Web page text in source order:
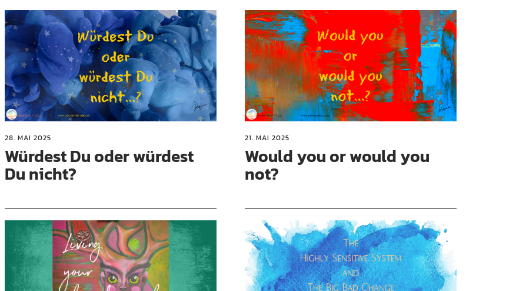
28. MAI 2025
Würdest Du oder würdest
Du nicht?
21. MAI 2025
Would you or would you
not?